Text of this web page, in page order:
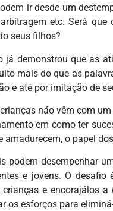
ir desde um
etc. Será
seus filhos?
já demonstrou que as
mais do que as
e até por imitação de
não vêm com
em como ter
amadurecem, o papel
podem desempenhar
e jovens. O
e encorajálos
os esforços para